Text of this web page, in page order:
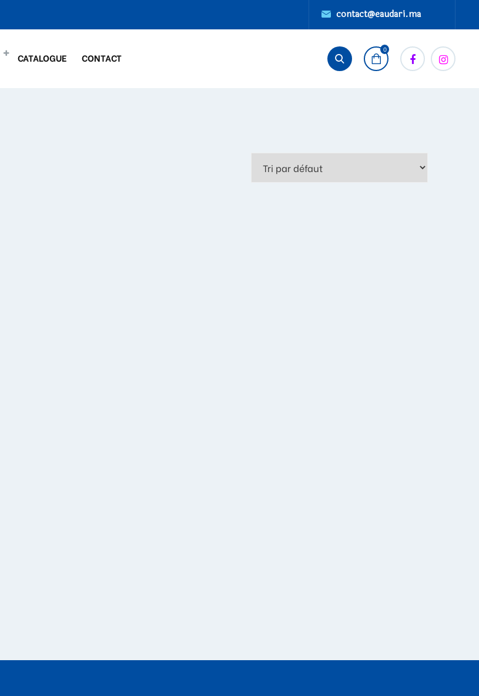
contact@eaudari.ma
CATALOGUE CONTACT
0